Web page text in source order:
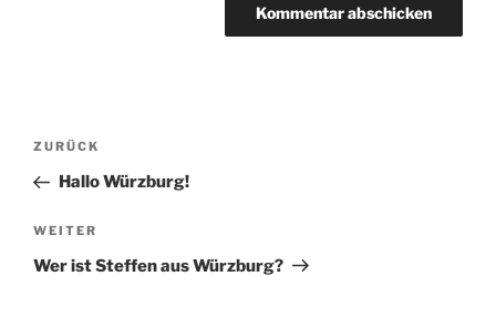
Beitragsnavigation
Vorheriger
Beitrag
ZURÜCK
Hallo Würzburg!
Nächster
Beitrag
WEITER
Wer ist Steffen aus Würzburg?